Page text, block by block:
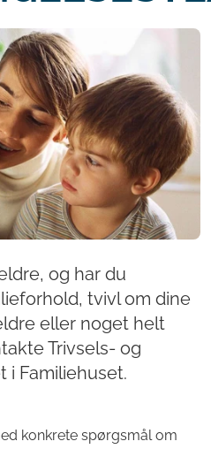
og har du
tvivl om dine
eller noget helt
Trivsels- og
i Familiehuset.
konkrete spørgsmål om